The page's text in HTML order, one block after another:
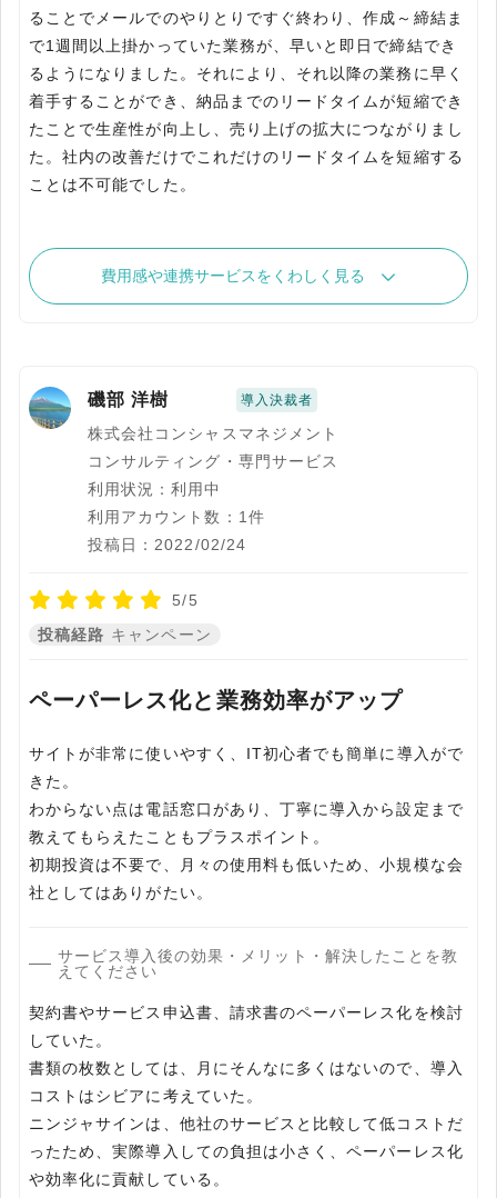
ることでメールでのやりとりですぐ終わり、作成～締結ま
で1週間以上掛かっていた業務が、早いと即日で締結でき
るようになりました。それにより、それ以降の業務に早く
着手することができ、納品までのリードタイムが短縮でき
たことで生産性が向上し、売り上げの拡大につながりまし
た。社内の改善だけでこれだけのリードタイムを短縮する
ことは不可能でした。
費用感や連携サービスをくわしく見る
磯部 洋樹 導入決裁者
株式会社コンシャスマネジメント
コンサルティング・専門サービス
利用状況：利用中
利用アカウント数：1件
投稿日：2022/02/24
5/5
投稿経路 キャンペーン
ペーパーレス化と業務効率がアップ
サイトが非常に使いやすく、IT初心者でも簡単に導入がで
きた。
わからない点は電話窓口があり、丁寧に導入から設定まで
教えてもらえたこともプラスポイント。
初期投資は不要で、月々の使用料も低いため、小規模な会
社としてはありがたい。
サービス導入後の効果・メリット・解決したことを教
えてください
契約書やサービス申込書、請求書のペーパーレス化を検討
していた。
書類の枚数としては、月にそんなに多くはないので、導入
コストはシビアに考えていた。
ニンジャサインは、他社のサービスと比較して低コストだ
ったため、実際導入しての負担は小さく、ペーパーレス化
や効率化に貢献している。